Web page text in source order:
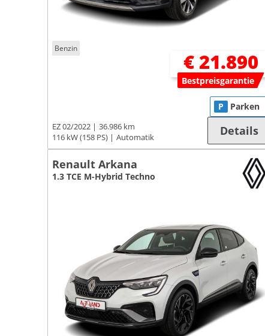
Benzin
€ 21.890
Bestpreisgarantie
EZ 02/2022
36.986 km
116 kW (158 PS)
Automatik
P Parken
Details
Renault Arkana
1.3 TCE M-Hybrid Techno